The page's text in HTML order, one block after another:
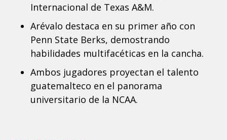
Internacional de Texas A&M.
Arévalo destaca en su primer año con
Penn State Berks, demostrando
habilidades multifacéticas en la cancha.
Ambos jugadores proyectan el talento
guatemalteco en el panorama
universitario de la NCAA.